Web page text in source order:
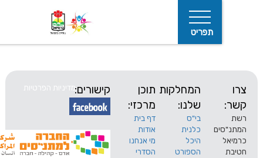
המחלקות
שלנו:
בי"ס
כלנית
היכל
הספורט
תוכן
מרכזי:
דף בית
אודות
מי אנחנו
הסדרי
קישורים: מדיניות הפרטיות